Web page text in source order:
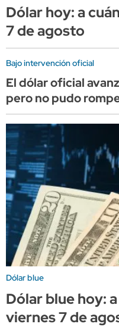
Dólar hoy: a
7 de agosto
Bajo intervención oficial
El dólar oficial
pero no pudo
Dólar blue
Dólar blue hoy:
viernes 7 de